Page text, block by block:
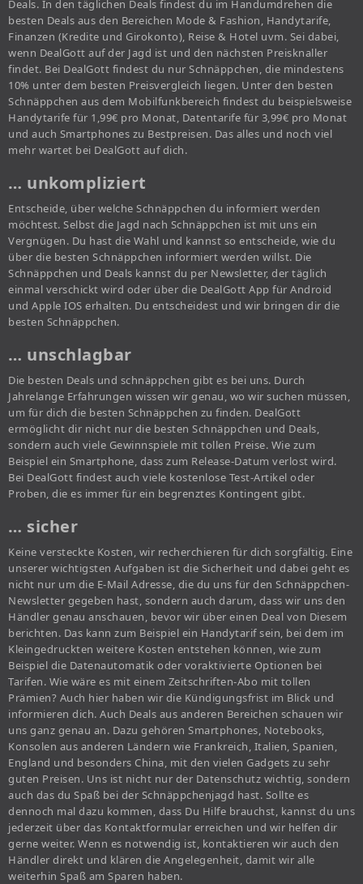
Deals. In den täglichen Deals findest du im Handumdrehen die
besten Deals aus den Bereichen Mode & Fashion, Handytarife,
Finanzen (Kredite und Girokonto), Reise & Hotel uvm. Sei dabei,
wenn DealGott auf der Jagd ist und den nächsten Preisknaller
findet. Bei DealGott findest du nur Schnäppchen, die mindestens
10% unter dem besten Preisvergleich liegen. Unter den besten
Schnäppchen aus dem Mobilfunkbereich findest du beispielsweise
Handytarife für 1,99€ pro Monat, Datentarife für 3,99€ pro Monat
und auch Smartphones zu Bestpreisen. Das alles und noch viel
mehr wartet bei DealGott auf dich.
… unkompliziert
Entscheide, über welche Schnäppchen du informiert werden
möchtest. Selbst die Jagd nach Schnäppchen ist mit uns ein
Vergnügen. Du hast die Wahl und kannst so entscheide, wie du
über die besten Schnäppchen informiert werden willst. Die
Schnäppchen und Deals kannst du per Newsletter, der täglich
einmal verschickt wird oder über die DealGott App für Android
und Apple IOS erhalten. Du entscheidest und wir bringen dir die
besten Schnäppchen.
… unschlagbar
Die besten Deals und schnäppchen gibt es bei uns. Durch
Jahrelange Erfahrungen wissen wir genau, wo wir suchen müssen,
um für dich die besten Schnäppchen zu finden. DealGott
ermöglicht dir nicht nur die besten Schnäppchen und Deals,
sondern auch viele Gewinnspiele mit tollen Preise. Wie zum
Beispiel ein Smartphone, dass zum Release-Datum verlost wird.
Bei DealGott findest auch viele kostenlose Test-Artikel oder
Proben, die es immer für ein begrenztes Kontingent gibt.
… sicher
Keine versteckte Kosten, wir recherchieren für dich sorgfältig. Eine
unserer wichtigsten Aufgaben ist die Sicherheit und dabei geht es
nicht nur um die E-Mail Adresse, die du uns für den Schnäppchen-
Newsletter gegeben hast, sondern auch darum, dass wir uns den
Händler genau anschauen, bevor wir über einen Deal von Diesem
berichten. Das kann zum Beispiel ein Handytarif sein, bei dem im
Kleingedruckten weitere Kosten entstehen können, wie zum
Beispiel die Datenautomatik oder voraktivierte Optionen bei
Tarifen. Wie wäre es mit einem Zeitschriften-Abo mit tollen
Prämien? Auch hier haben wir die Kündigungsfrist im Blick und
informieren dich. Auch Deals aus anderen Bereichen schauen wir
uns ganz genau an. Dazu gehören Smartphones, Notebooks,
Konsolen aus anderen Ländern wie Frankreich, Italien, Spanien,
England und besonders China, mit den vielen Gadgets zu sehr
guten Preisen. Uns ist nicht nur der Datenschutz wichtig, sondern
auch das du Spaß bei der Schnäppchenjagd hast. Sollte es
dennoch mal dazu kommen, dass Du Hilfe brauchst, kannst du uns
jederzeit über das Kontaktformular erreichen und wir helfen dir
gerne weiter. Wenn es notwendig ist, kontaktieren wir auch den
Händler direkt und klären die Angelegenheit, damit wir alle
weiterhin Spaß am Sparen haben.